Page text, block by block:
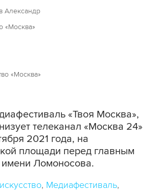
Александр
«Москва»
«Москва»
«Твоя Москва»,
телеканал «Москва 24»
2021 года, на
площади перед главным
Ломоносова.
Медиафестиваль